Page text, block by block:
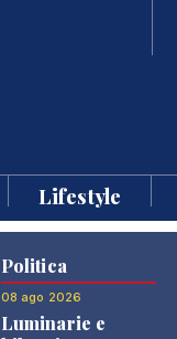
Lifestyle
Politica
08 ago 2026
Luminarie e